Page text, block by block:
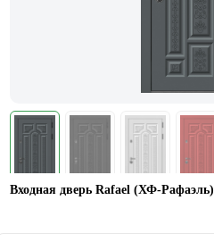
Входная дверь Rafael (ХФ-Рафаэль)